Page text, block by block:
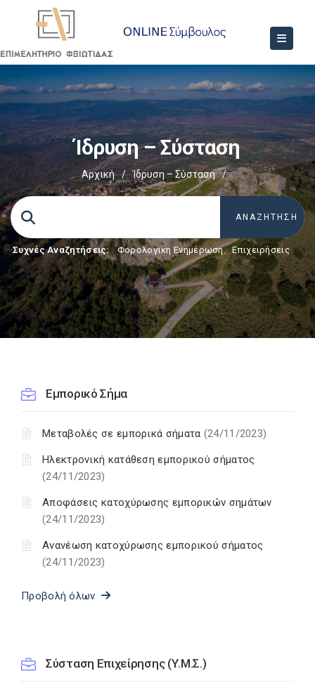
Ίδρυση – Σύσταση
Αρχική / Ίδρυση – Σύσταση /
Συχνές Αναζητήσεις: Φορολογικη Ενημέρωση, Επιχειρήσεις
Εμπορικό Σήμα
Μεταβολές σε εμπορικά σήματα (24/11/2023)
Ηλεκτρονική κατάθεση εμπορικού σήματος
(24/11/2023)
Αποφάσεις κατοχύρωσης εμπορικών σημάτων
(24/11/2023)
Ανανέωση κατοχύρωσης εμπορικού σήματος
(24/11/2023)
Προβολή όλων
Σύσταση Επιχείρησης (Υ.Μ.Σ.)